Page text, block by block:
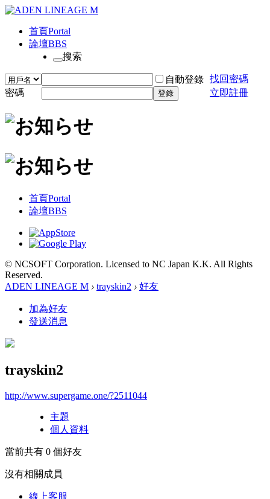
首頁Portal
論壇BBS
搜索
自動登錄 找回密碼
密碼
登錄 立即註冊
首頁Portal
論壇BBS
© NCSOFT Corporation. Licensed to NC Japan K.K. All Rights
Reserved.
ADEN LINEAGE M › trayskin2 › 好友
加為好友
發送消息
trayskin2
http://www.supergame.one/?2511044
主題
個人資料
當前共有 0 個好友
沒有相關成員
線上客服